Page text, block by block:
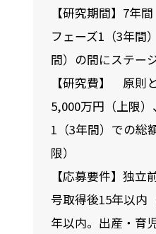
【研究期間】7
フェーズ1（3年間
間）の間にステー
【研究費】 原則
5,000万円（上限
1（3年間）での総
限）
【応募要件】独立
号取得後15年以内
年以内。出産・育